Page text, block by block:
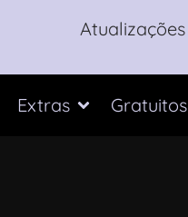
Atualizações
Extras Gratuitos